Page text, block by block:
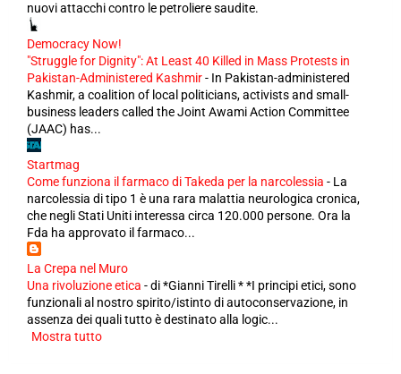
nuovi attacchi contro le petroliere saudite.
Democracy Now!
"Struggle for Dignity": At Least 40 Killed in Mass Protests in
Pakistan-Administered Kashmir- In Pakistan-administered
Kashmir, a coalition of local politicians, activists and small-
business leaders called the Joint Awami Action Committee
(JAAC) has...
Startmag
Come funziona il farmaco di Takeda per la narcolessia - La
narcolessia di tipo 1 è una rara malattia neurologica cronica,
che negli Stati Uniti interessa circa 120.000 persone. Ora la
Fda ha approvato il farmaco...
La Crepa nel Muro
Una rivoluzione etica -di *Gianni Tirelli * *I principi etici, sono
funzionali al nostro spirito/istinto di autoconservazione, in
assenza dei quali tutto è destinato alla logic...
Mostra tutto